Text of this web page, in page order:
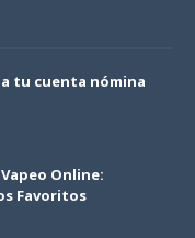
tu cuenta nómina
Online:
Favoritos